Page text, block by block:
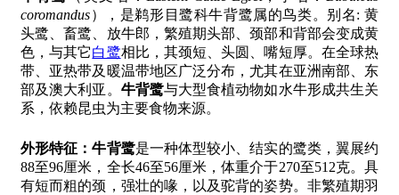
coromandus），是鹈形目鹭科牛背鹭属的鸟类。别名: 黄
头鹭、畜鹭、放牛郎，繁殖期头部、颈部和背部会变成黄
色，与其它白鹭相比，其颈短、头圆、嘴短厚。在全球热
带、亚热带及暖温带地区广泛分布，尤其在亚洲南部、东
部及澳大利亚。 牛背鹭与大型食植动物如水牛形成共生关
系，依赖昆虫为主要食物来源。
外形特征：牛背鹭是一种体型较小、结实的鹭类，翼展约
88至96厘米，全长46至56厘米，体重介于270至512克。具
有短而粗的颈，强壮的喙，以及驼背的姿势。非繁殖期羽